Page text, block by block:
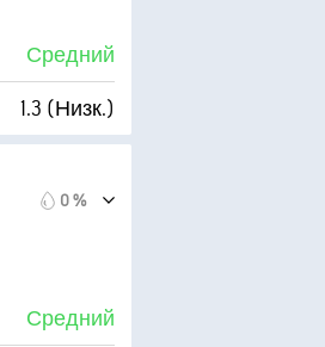
30000 фт
Средний
1.3 (Низк.)
82 %
0 %
Средний